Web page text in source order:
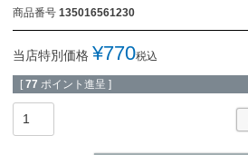
商品番号 135016561230
当店特別価格 ¥770税込
[ 77 ポイント進呈 ]